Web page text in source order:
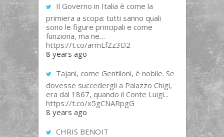
Il Governo in Italia è come la
primiera a scopa: tutti sanno quali
sono le figure principali e come
funziona, ma ne…
https://t.co/armLfZz3D2
8 years ago
Tajani, come Gentiloni, è nobile. Se
dovesse succedergli a Palazzo Chigi,
era dal 1867, quando il Conte Luigi...
https://t.co/x5gCNARpgG
8 years ago
CHRIS BENOIT